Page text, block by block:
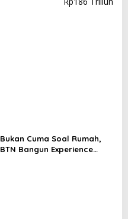
Bukan Cuma Soal Rumah,
BTN Bangun Experience